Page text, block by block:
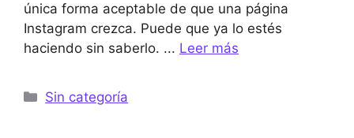
única forma aceptable de que una página
Instagram crezca. Puede que ya lo estés
haciendo sin saberlo. ... Leer más
Categorías
Sin categoría